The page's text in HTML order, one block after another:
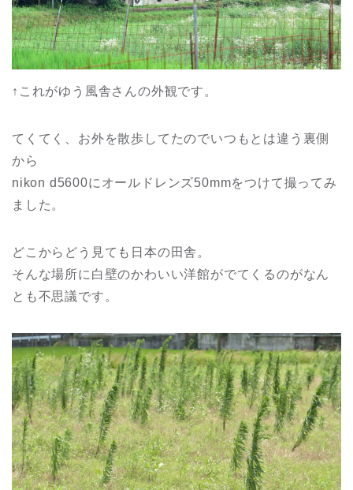
↑これがゆう風舎さんの外観です。
てくてく、お外を散歩してたのでいつもとは違う裏側
から
nikon d5600にオールドレンズ50mmをつけて撮ってみ
ました。
どこからどう見ても日本の田舎。
そんな場所に白壁のかわいい洋館がでてくるのがなん
とも不思議です。